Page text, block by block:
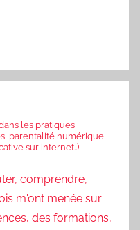
les pratiques
parentalité numérique,
sur internet..)